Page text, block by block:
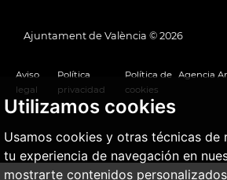
Utilizamos cookies
Usamos cookies y otras técnicas de
tu experiencia de navegación en
mostrarte contenidos
Ajuntament de València © 2026
Aviso
legal
Política
privacidad
Política de
cookies
Agencia